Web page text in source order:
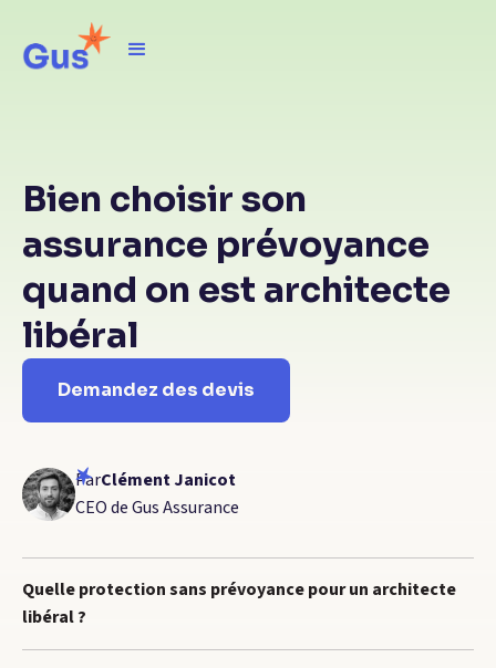
Bien choisir son
assurance prévoyance
quand on est architecte
libéral
Demandez des devis
ParClément Janicot
CEO de Gus Assurance
Quelle protection sans prévoyance pour un architecte
libéral ?